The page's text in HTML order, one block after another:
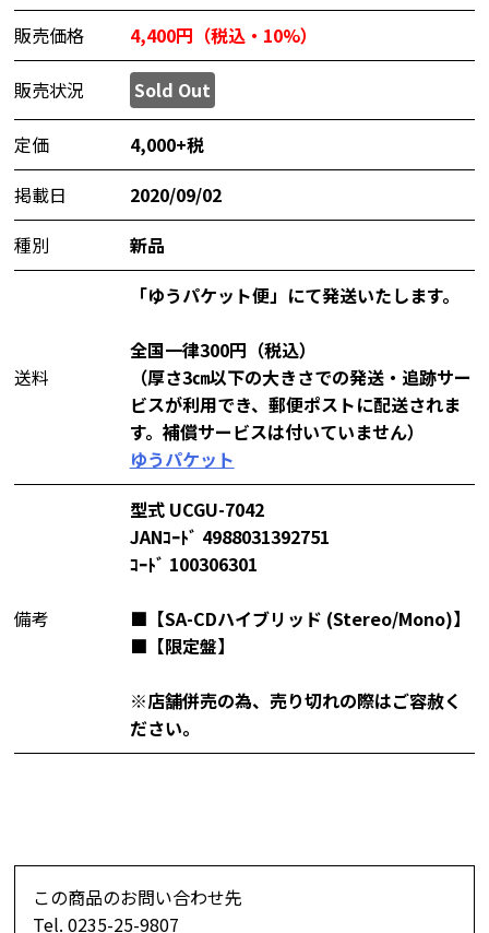
販売価格
4,400円（税込・10%）
販売状況 Sold Out
定価
4,000+税
掲載日
2020/09/02
種別
新品
送料
「ゆうパケット便」にて発送いたします。
全国一律300円（税込）
（厚さ3㎝以下の大きさでの発送・追跡サー
ビスが利用でき、郵便ポストに配送されま
す。補償サービスは付いていません）
ゆうパケット
備考
型式 UCGU-7042
JANｺｰﾄﾞ 4988031392751
ｺｰﾄﾞ 100306301
■【SA-CDハイブリッド (Stereo/Mono)】
■【限定盤】
※店舗併売の為、売り切れの際はご容赦く
ださい。
この商品のお問い合わせ先
Tel. 0235-25-9807